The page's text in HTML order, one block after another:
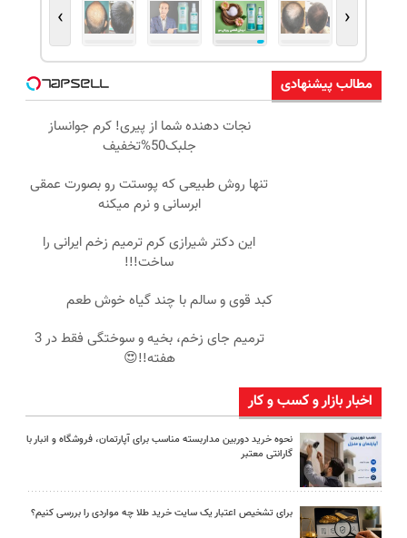
‹
›
مطالب پیشنهادی
نجات دهنده شما از پیری! کرم جوانساز
جلبک50%تخفیف
تنها روش طبیعی که پوستت رو بصورت عمقی
ابرسانی و نرم میکنه
این دکتر شیرازی کرم ترمیم زخم ایرانی را
ساخت!!!
کبد قوی و سالم با چند گیاه خوش طعم
ترمیم جای زخم، بخیه و سوختگی فقط در 3
هفته!!😍
اخبار بازار و کسب و کار
نحوه خرید دوربین مداربسته مناسب برای آپارتمان، فروشگاه و انبار با
گارانتی معتبر
برای تشخیص اعتبار یک سایت خرید طلا چه مواردی را بررسی کنیم؟